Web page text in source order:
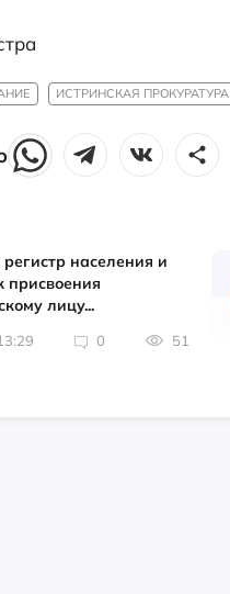
ИСТРИНСКАЯ ПРОКУРАТУРА
населения и
присвоения
лицу...
0 51